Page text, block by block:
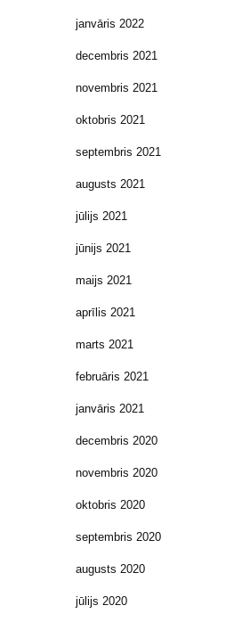
janvāris 2022
decembris 2021
novembris 2021
oktobris 2021
septembris 2021
augusts 2021
jūlijs 2021
jūnijs 2021
maijs 2021
aprīlis 2021
marts 2021
februāris 2021
janvāris 2021
decembris 2020
novembris 2020
oktobris 2020
septembris 2020
augusts 2020
jūlijs 2020